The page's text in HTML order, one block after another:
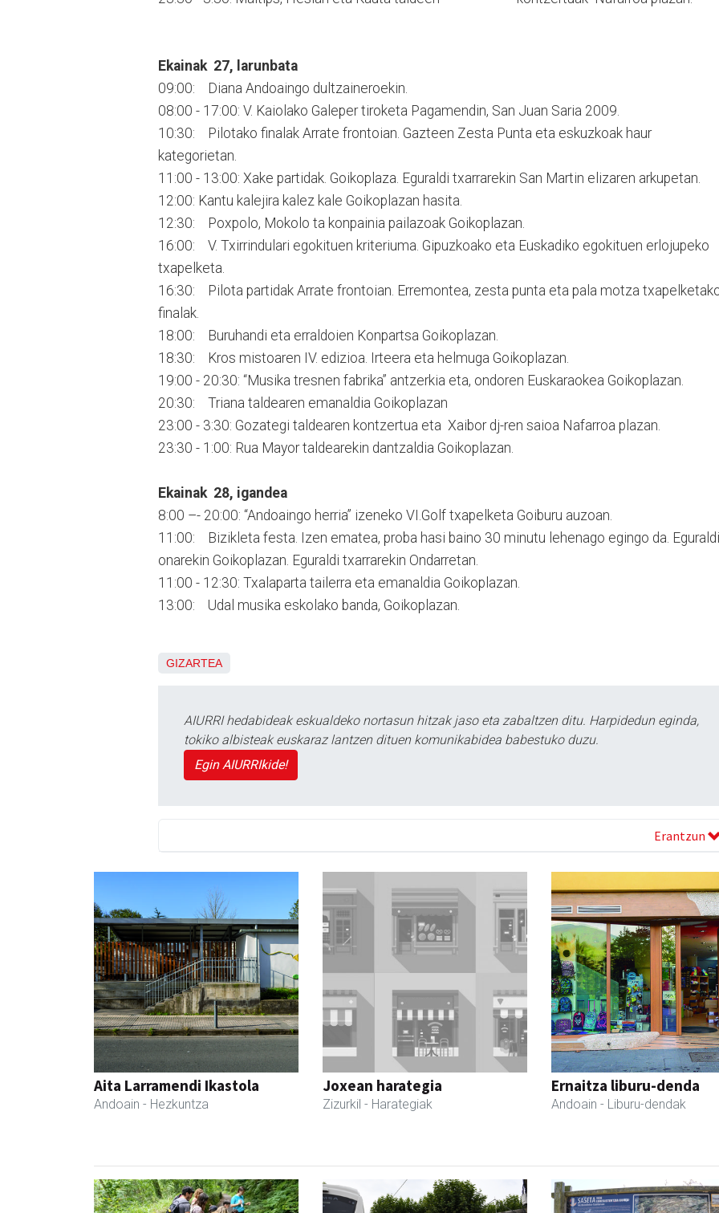
Ekainak 27, larunbata
09:00: Diana Andoaingo dultzaineroekin.
08:00 - 17:00: V. Kaiolako Galeper tiroketa Pagamendin, San Juan Saria 2009.
10:30: Pilotako finalak Arrate frontoian. Gazteen Zesta Punta eta eskuzkoak haur
kategorietan.
11:00 - 13:00: Xake partidak. Goikoplaza. Eguraldi txarrarekin San Martin elizaren arkupetan.
12:00: Kantu kalejira kalez kale Goikoplazan hasita.
12:30: Poxpolo, Mokolo ta konpainia pailazoak Goikoplazan.
16:00: V. Txirrindulari egokituen kriteriuma. Gipuzkoako eta Euskadiko egokituen erlojupeko
txapelketa.
16:30: Pilota partidak Arrate frontoian. Erremontea, zesta punta eta pala motza
finalak.
18:00: Buruhandi eta erraldoien Konpartsa Goikoplazan.
18:30: Kros mistoaren IV. edizioa. Irteera eta helmuga Goikoplazan.
19:00 - 20:30: “Musika tresnen fabrika” antzerkia eta, ondoren Euskaraokea Goikoplazan.
20:30: Triana taldearen emanaldia Goikoplazan
23:00 - 3:30: Gozategi taldearen kontzertua eta Xaibor dj-ren saioa Nafarroa plazan.
23:30 - 1:00: Rua Mayor taldearekin dantzaldia Goikoplazan.
Ekainak 28, igandea
8:00 –- 20:00: “Andoaingo herria” izeneko VI.Golf txapelketa Goiburu auzoan.
11:00: Bizikleta festa. Izen ematea, proba hasi baino 30 minutu lehenago egingo da. Eguraldi
onarekin Goikoplazan. Eguraldi txarrarekin Ondarretan.
11:00 - 12:30: Txalaparta tailerra eta emanaldia Goikoplazan.
13:00: Udal musika eskolako banda, Goikoplazan.
GIZARTEA
AIURRI hedabideak eskualdeko nortasun hitzak jaso eta zabaltzen ditu. Harpidedun eginda,
tokiko albisteak euskaraz lantzen dituen komunikabidea babestuko duzu.
Egin AIURRIkide!
Erantzun
Aita Larramendi Ikastola
Andoain - Hezkuntza
Joxean harategia
Zizurkil - Harategiak
Ernaitza liburu-denda
Andoain - Liburu-dendak